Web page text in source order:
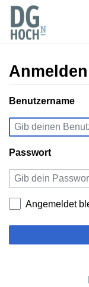
Anmelden
Wechseln zu:
Benutzername
Passwort
Angemeldet